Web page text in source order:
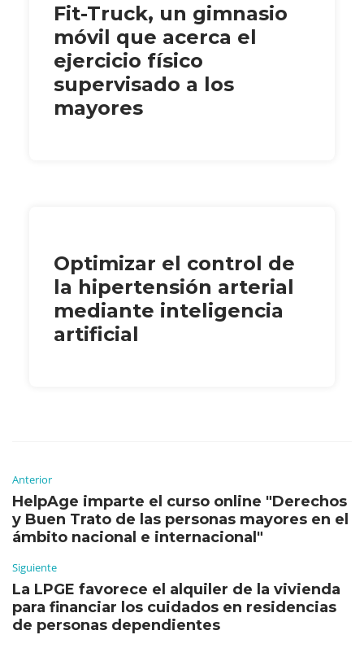
Fit-Truck, un gimnasio
móvil que acerca el
ejercicio físico
supervisado a los
mayores
Optimizar el control de
la hipertensión arterial
mediante inteligencia
artificial
Anterior
HelpAge imparte el curso online "Derechos
y Buen Trato de las personas mayores en el
ámbito nacional e internacional"
Siguiente
La LPGE favorece el alquiler de la vivienda
para financiar los cuidados en residencias
de personas dependientes